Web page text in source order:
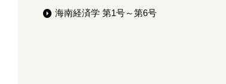
海南経済学 第1号～第6号